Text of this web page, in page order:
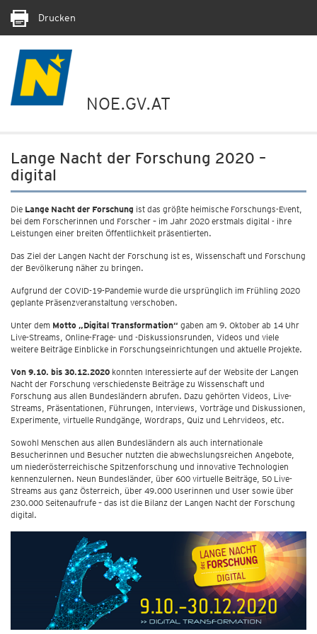
Drucken
NOE.GV.AT
Lange Nacht der Forschung 2020 –
digital
Die Lange Nacht der Forschung ist das größte heimische Forschungs-Event,
bei dem Forscherinnen und Forscher – im Jahr 2020 erstmals digital - ihre
Leistungen einer breiten Öffentlichkeit präsentierten.
Das Ziel der Langen Nacht der Forschung ist es, Wissenschaft und Forschung
der Bevölkerung näher zu bringen.
Aufgrund der COVID-19-Pandemie wurde die ursprünglich im Frühling 2020
geplante Präsenzveranstaltung verschoben.
Unter dem Motto „Digital Transformation“ gaben am 9. Oktober ab 14 Uhr
Live-Streams, Online-Frage- und -Diskussionsrunden, Videos und viele
weitere Beiträge Einblicke in Forschungseinrichtungen und aktuelle Projekte.
Von 9.10. bis 30.12.2020 konnten Interessierte auf der Website der Langen
Nacht der Forschung verschiedenste Beiträge zu Wissenschaft und
Forschung aus allen Bundesländern abrufen. Dazu gehörten Videos, Live-
Streams, Präsentationen, Führungen, Interviews, Vorträge und Diskussionen,
Experimente, virtuelle Rundgänge, Wordraps, Quiz und Lehrvideos, etc.
Sowohl Menschen aus allen Bundesländern als auch internationale
Besucherinnen und Besucher nutzten die abwechslungsreichen Angebote,
um niederösterreichische Spitzenforschung und innovative Technologien
kennenzulernen. Neun Bundesländer, über 600 virtuelle Beiträge, 50 Live-
Streams aus ganz Österreich, über 49.000 Userinnen und User sowie über
230.000 Seitenaufrufe – das ist die Bilanz der Langen Nacht der Forschung
digital.